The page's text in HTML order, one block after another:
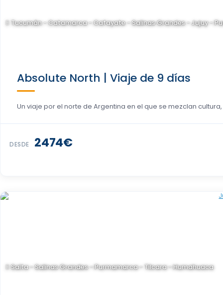
Tucumán - Catamarca - Cafayate - Salinas Grandes - Jujuy -
Absolute North | Viaje de 9 días
Un viaje por el norte de Argentina en el que se mezclan
DESDE 2474€
Salta - Salinas Grandes - Purmamarca - Tilcara - Humahuaca